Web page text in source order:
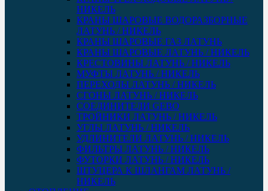
НИКЕЛЬ
КРАНЫ ШАРОВЫЕ ВОДОРАЗБОРНЫЕ
ЛАТУНЬ / НИКЕЛЬ
КРАНЫ ШАРОВЫЕ ГАЗ ЛАТУНЬ
КРАНЫ ШАРОВЫЕ ЛАТУНЬ / НИКЕЛЬ
КРЕСТОВИНЫ ЛАТУНЬ / НИКЕЛЬ
МУФТЫ ЛАТУНЬ / НИКЕЛЬ
ПЕРЕХОДЫ ЛАТУНЬ / НИКЕЛЬ
СГОНЫ ЛАТУНЬ / НИКЕЛЬ
СОЕДИНИТЕЛИ GEBO
ТРОЙНИКИ ЛАТУНЬ / НИКЕЛЬ
УГЛЫ ЛАТУНЬ / НИКЕЛЬ
УДЛИНИТЕЛИ ЛАТУНЬ / НИКЕЛЬ
ФИЛЬТРЫ ЛАТУНЬ / НИКЕЛЬ
ФУТОРКИ ЛАТУНЬ / НИКЕЛЬ
ШТУЦЕРА К ШЛАНГАМ ЛАТУНЬ /
НИКЕЛЬ